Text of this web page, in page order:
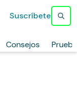
Consejos
Suscríbete